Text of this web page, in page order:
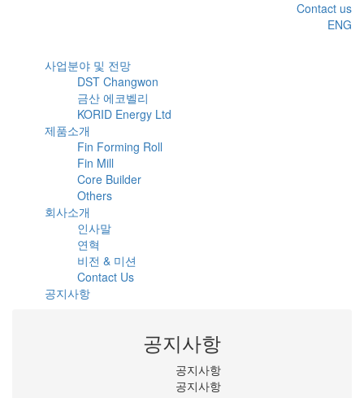
Contact us
ENG
사업분야 및 전망
DST Changwon
금산 에코벨리
KORID Energy Ltd
제품소개
Fin Forming Roll
Fin Mill
Core Builder
Others
회사소개
인사말
연혁
비전 & 미션
Contact Us
공지사항
공지사항
공지사항
공지사항